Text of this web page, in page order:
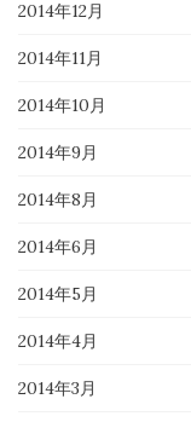
2014年12月
2014年11月
2014年10月
2014年9月
2014年8月
2014年6月
2014年5月
2014年4月
2014年3月